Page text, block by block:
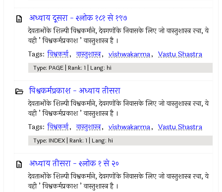
अध्याय दूसरा - श्लोक १८१ से १९७
देवताओंके शिल्पी विश्वकर्माने, देवगणोंके निवासके लिए जो वास्तुशास्त्र रचा, ये
वही ’ विश्वकर्मप्रकाश ’ वास्तुशास्त्र है ।
Tags: विश्वकर्मा, वास्तुशास्त्र, vishwakarma, Vastu Shastra
Type: PAGE | Rank: 1 | Lang: hi
विश्वकर्मप्रकाश - अध्याय तीसरा
देवताओंके शिल्पी विश्वकर्माने, देवगणोंके निवासके लिए जो वास्तुशास्त्र रचा, ये
वही ’ विश्वकर्मप्रकाश ’ वास्तुशास्त्र है ।
Tags: विश्वकर्मा, वास्तुशास्त्र, vishwakarma, Vastu Shastra
Type: INDEX | Rank: 1 | Lang: hi
अध्याय तीसरा - श्लोक १ से २०
देवताओंके शिल्पी विश्वकर्माने, देवगणोंके निवासके लिए जो वास्तुशास्त्र रचा, ये
वही ’ विश्वकर्मप्रकाश ’ वास्तुशास्त्र है ।